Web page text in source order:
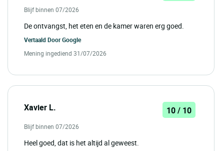
Blijf binnen 07/2026
De ontvangst, het eten en de kamer waren erg goed.
Vertaald DoorGoogle
Mening ingediend 31/07/2026
Xavier L. 10 / 10
Blijf binnen 07/2026
Heel goed, dat is het altijd al geweest.